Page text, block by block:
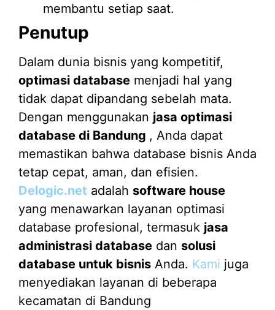
membantu setiap saat.
Penutup
Dalam dunia bisnis yang kompetitif,
optimasi database menjadi hal yang
tidak dapat dipandang sebelah mata.
Dengan menggunakan jasa optimasi
database di Bandung , Anda dapat
memastikan bahwa database bisnis Anda
tetap cepat, aman, dan efisien.
Delogic.net adalah software house
yang menawarkan layanan optimasi
database profesional, termasuk jasa
administrasi database dan solusi
database untuk bisnis Anda. Kami juga
menyediakan layanan di beberapa
kecamatan di Bandung